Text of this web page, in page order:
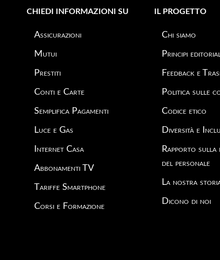
CHIEDI INFORMAZIONI SU
Assicurazioni
Mutui
Prestiti
Conti e Carte
Semplifica Pagamenti
Luce e Gas
Internet Casa
Abbonamenti TV
Tariffe Smartphone
Corsi e Formazione
IL PROGETTO
Chi siamo
Principi
Feedback e
Politica sulle
Codice etico
Diversità e
Rapporto sulla
del personale
La nostra
Dicono di noi